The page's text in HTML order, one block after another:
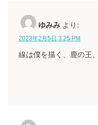
ゆみみ より:
2023年2月5日 3:25 PM
線は僕を描く、鹿の王